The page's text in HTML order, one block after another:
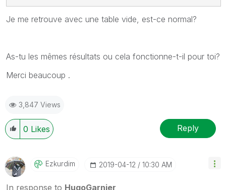
Je me retrouve avec une table vide, est-ce normal?
As-tu les mêmes résultats ou cela fonctionne-t-il pour toi?
Merci beaucoup .
3,847 Views
0 Likes Reply
Ezkurdim ‎2019-04-12 10:30 AM
In response to HugoGarnier